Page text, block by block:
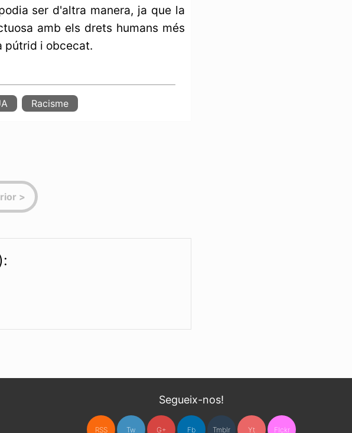
ser d'altra manera, ja que la
amb els drets humans més
pútrid i obcecat.
Racisme
Segueix-nos!
RSS Tw G+ Fb Tmblr Yt Flckr